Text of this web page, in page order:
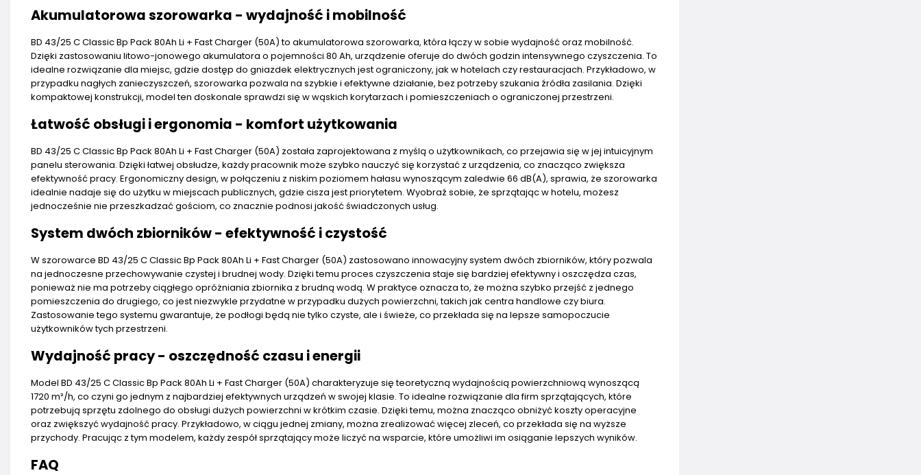
Akumulatorowa szorowarka - wydajność i mobilność
BD 43/25 C Classic Bp Pack 80Ah Li + Fast Charger (50A) to akumulatorowa szorowarka, która łączy w sobie wydajność oraz mobilność.
Dzięki zastosowaniu litowo-jonowego akumulatora o pojemności 80 Ah, urządzenie oferuje do dwóch godzin intensywnego czyszczenia. To
idealne rozwiązanie dla miejsc, gdzie dostęp do gniazdek elektrycznych jest ograniczony, jak w hotelach czy restauracjach. Przykładowo, w
przypadku nagłych zanieczyszczeń, szorowarka pozwala na szybkie i efektywne działanie, bez potrzeby szukania źródła zasilania. Dzięki
kompaktowej konstrukcji, model ten doskonale sprawdzi się w wąskich korytarzach i pomieszczeniach o ograniczonej przestrzeni.
Łatwość obsługi i ergonomia - komfort użytkowania
BD 43/25 C Classic Bp Pack 80Ah Li + Fast Charger (50A) została zaprojektowana z myślą o użytkownikach, co przejawia się w jej intuicyjnym
panelu sterowania. Dzięki łatwej obsłudze, każdy pracownik może szybko nauczyć się korzystać z urządzenia, co znacząco zwiększa
efektywność pracy. Ergonomiczny design, w połączeniu z niskim poziomem hałasu wynoszącym zaledwie 66 dB(A), sprawia, że szorowarka
idealnie nadaje się do użytku w miejscach publicznych, gdzie cisza jest priorytetem. Wyobraź sobie, że sprzątając w hotelu, możesz
jednocześnie nie przeszkadzać gościom, co znacznie podnosi jakość świadczonych usług.
System dwóch zbiorników - efektywność i czystość
W szorowarce BD 43/25 C Classic Bp Pack 80Ah Li + Fast Charger (50A) zastosowano innowacyjny system dwóch zbiorników, który pozwala
na jednoczesne przechowywanie czystej i brudnej wody. Dzięki temu proces czyszczenia staje się bardziej efektywny i oszczędza czas,
ponieważ nie ma potrzeby ciągłego opróżniania zbiornika z brudną wodą. W praktyce oznacza to, że można szybko przejść z jednego
pomieszczenia do drugiego, co jest niezwykle przydatne w przypadku dużych powierzchni, takich jak centra handlowe czy biura.
Zastosowanie tego systemu gwarantuje, że podłogi będą nie tylko czyste, ale i świeże, co przekłada się na lepsze samopoczucie
użytkowników tych przestrzeni.
Wydajność pracy - oszczędność czasu i energii
Model BD 43/25 C Classic Bp Pack 80Ah Li + Fast Charger (50A) charakteryzuje się teoretyczną wydajnością powierzchniową wynoszącą
1720 m²/h, co czyni go jednym z najbardziej efektywnych urządzeń w swojej klasie. To idealne rozwiązanie dla firm sprzątających, które
potrzebują sprzętu zdolnego do obsługi dużych powierzchni w krótkim czasie. Dzięki temu, można znacząco obniżyć koszty operacyjne
oraz zwiększyć wydajność pracy. Przykładowo, w ciągu jednej zmiany, można zrealizować więcej zleceń, co przekłada się na wyższe
przychody. Pracując z tym modelem, każdy zespół sprzątający może liczyć na wsparcie, które umożliwi im osiąganie lepszych wyników.
FAQ